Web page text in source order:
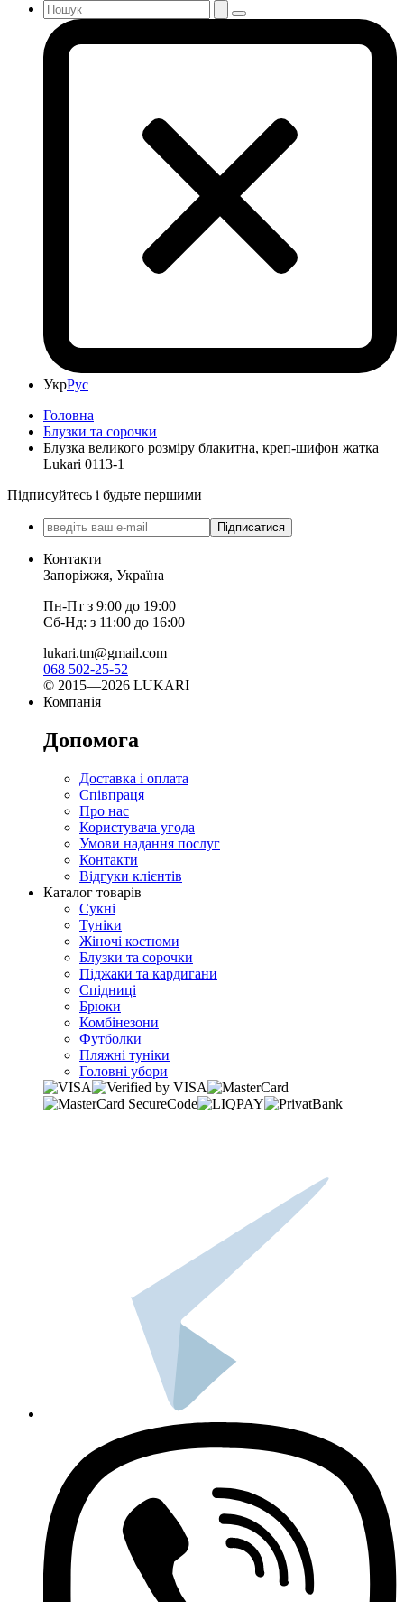
УкрРус
Головна
Блузки та сорочки
Блузка великого розміру блакитна, креп-шифон жатка
Lukari 0113-1
Підписуйтесь і будьте першими
Підписатися
Контакти
Запоріжжя, Україна
Пн-Пт з 9:00 до 19:00
Сб-Нд: з 11:00 до 16:00
lukari.tm@gmail.com
068 502-25-52
© 2015—2026 LUKARI
Компанія
Допомога
Доставка і оплата
Співпраця
Про нас
Користувача угода
Умови надання послуг
Контакти
Відгуки клієнтів
Каталог товарів
Сукні
Туніки
Жіночі костюми
Блузки та сорочки
Піджаки та кардигани
Спідниці
Брюки
Комбінезони
Футболки
Пляжні туніки
Головні убори